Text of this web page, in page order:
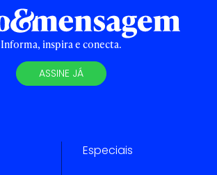
Informa, inspira e conecta.
ASSINE JÁ
Especiais